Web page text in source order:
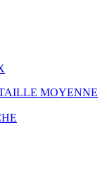
MOYENNE